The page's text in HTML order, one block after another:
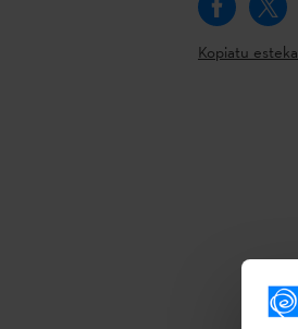
Kopiatu esteka